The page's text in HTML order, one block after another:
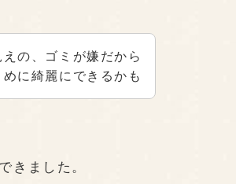
えの、ゴミが嫌だから
めに綺麗にできるかも
きました。